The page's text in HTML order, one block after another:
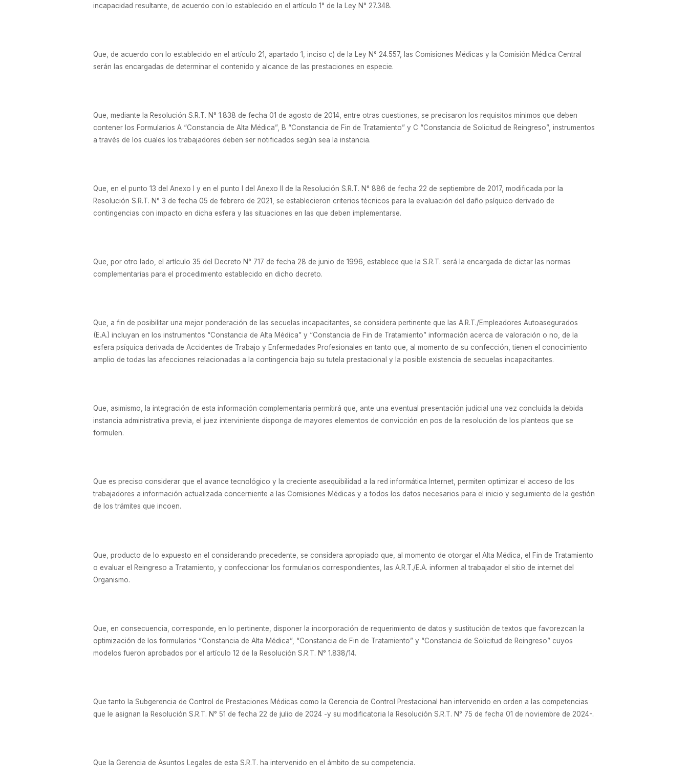
incapacidad resultante, de acuerdo con lo establecido en el artículo 1° de la Ley N° 27.348.
Que, de acuerdo con lo establecido en el artículo 21, apartado 1, inciso c) de la Ley N° 24.557, las Comisiones Médicas y la Comisión Médica Central
serán las encargadas de determinar el contenido y alcance de las prestaciones en especie.
Que, mediante la Resolución S.R.T. N° 1.838 de fecha 01 de agosto de 2014, entre otras cuestiones, se precisaron los requisitos mínimos que deben
contener los Formularios A “Constancia de Alta Médica”, B “Constancia de Fin de Tratamiento” y C “Constancia de Solicitud de Reingreso”, instrumentos
a través de los cuales los trabajadores deben ser notificados según sea la instancia.
Que, en el punto 13 del Anexo I y en el punto I del Anexo II de la Resolución S.R.T. N° 886 de fecha 22 de septiembre de 2017, modificada por la
Resolución S.R.T. N° 3 de fecha 05 de febrero de 2021, se establecieron criterios técnicos para la evaluación del daño psíquico derivado de
contingencias con impacto en dicha esfera y las situaciones en las que deben implementarse.
Que, por otro lado, el artículo 35 del Decreto N° 717 de fecha 28 de junio de 1996, establece que la S.R.T. será la encargada de dictar las normas
complementarias para el procedimiento establecido en dicho decreto.
Que, a fin de posibilitar una mejor ponderación de las secuelas incapacitantes, se considera pertinente que las A.R.T./Empleadores Autoasegurados
(E.A.) incluyan en los instrumentos “Constancia de Alta Médica” y “Constancia de Fin de Tratamiento” información acerca de valoración o no, de la
esfera psíquica derivada de Accidentes de Trabajo y Enfermedades Profesionales en tanto que, al momento de su confección, tienen el conocimiento
amplio de todas las afecciones relacionadas a la contingencia bajo su tutela prestacional y la posible existencia de secuelas incapacitantes.
Que, asimismo, la integración de esta información complementaria permitirá que, ante una eventual presentación judicial una vez concluida la debida
instancia administrativa previa, el juez interviniente disponga de mayores elementos de convicción en pos de la resolución de los planteos que se
formulen.
Que es preciso considerar que el avance tecnológico y la creciente asequibilidad a la red informática Internet, permiten optimizar el acceso de los
trabajadores a información actualizada concerniente a las Comisiones Médicas y a todos los datos necesarios para el inicio y seguimiento de la gestión
de los trámites que incoen.
Que, producto de lo expuesto en el considerando precedente, se considera apropiado que, al momento de otorgar el Alta Médica, el Fin de Tratamiento
o evaluar el Reingreso a Tratamiento, y confeccionar los formularios correspondientes, las A.R.T./E.A. informen al trabajador el sitio de internet del
Organismo.
Que, en consecuencia, corresponde, en lo pertinente, disponer la incorporación de requerimiento de datos y sustitución de textos que favorezcan la
optimización de los formularios “Constancia de Alta Médica”, “Constancia de Fin de Tratamiento” y “Constancia de Solicitud de Reingreso” cuyos
modelos fueron aprobados por el artículo 12 de la Resolución S.R.T. N° 1.838/14.
Que tanto la Subgerencia de Control de Prestaciones Médicas como la Gerencia de Control Prestacional han intervenido en orden a las competencias
que le asignan la Resolución S.R.T. N° 51 de fecha 22 de julio de 2024 -y su modificatoria la Resolución S.R.T. N° 75 de fecha 01 de noviembre de 2024-.
Que la Gerencia de Asuntos Legales de esta S.R.T. ha intervenido en el ámbito de su competencia.